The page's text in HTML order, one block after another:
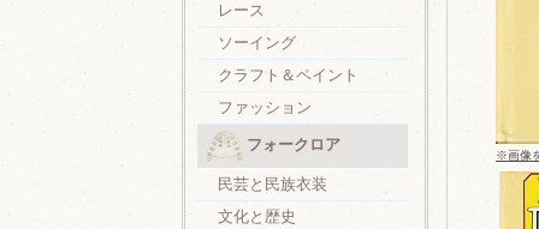
レース
ソーイング
クラフト＆ペイント
ファッション
フォークロア
民芸と民族衣装
文化と歴史
※画像